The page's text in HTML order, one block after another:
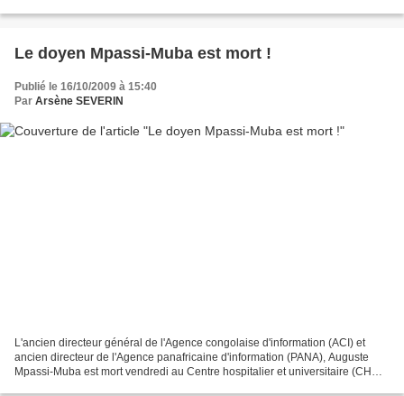
Le doyen Mpassi-Muba est mort !
Publié le 16/10/2009 à 15:40
Par Arsène SEVERIN
L'ancien directeur général de l'Agence congolaise d'information (ACI) et
ancien directeur de l'Agence panafricaine d'information (PANA), Auguste
Mpassi-Muba est mort vendredi au Centre hospitalier et universitaire (CHU)